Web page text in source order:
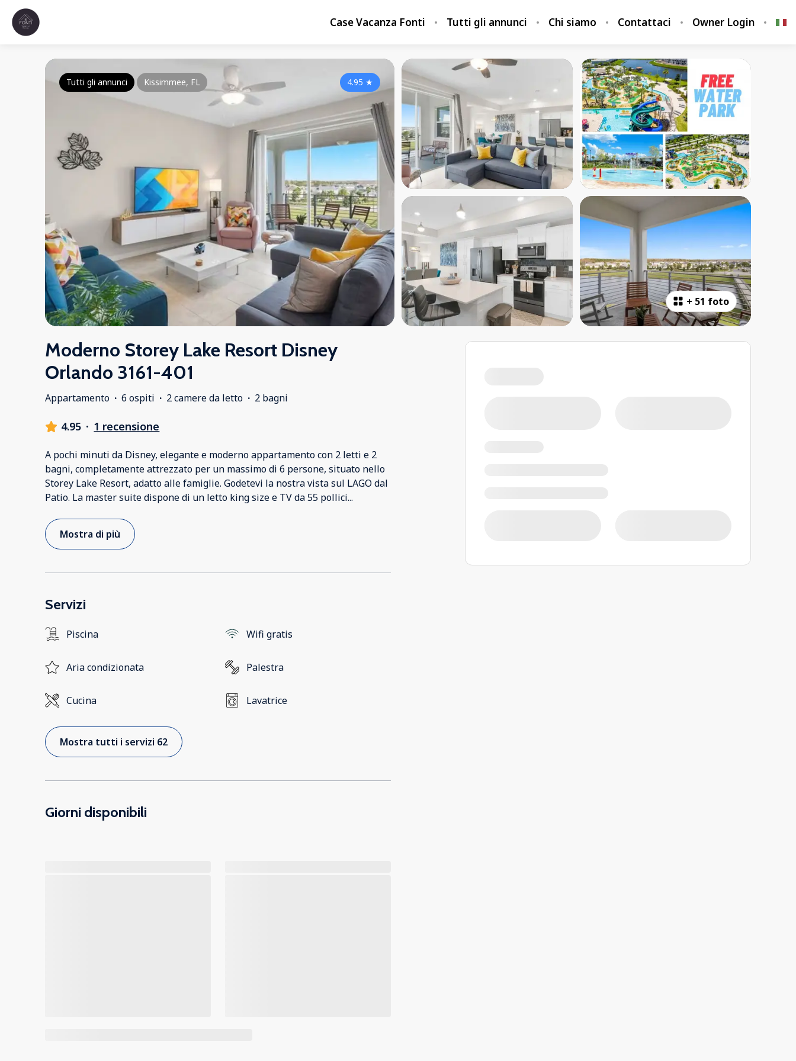
Case Vacanza Fonti Tutti gli annunci Chi siamo Contattaci Owner Login
+ 51 foto
4.95 ★
Tutti gli annunci Kissimmee, FL
Moderno Storey Lake Resort Disney
Orlando 3161-401
Appartamento · 6 ospiti · 2 camere da letto · 2 bagni
4.95 · 1 recensione
A pochi minuti da Disney, elegante e moderno appartamento con 2 letti e 2
bagni, completamente attrezzato per un massimo di 6 persone, situato nello
Storey Lake Resort, adatto alle famiglie. Godetevi la nostra vista sul LAGO dal
Patio. La master suite dispone di un letto king size e TV da 55 pollici...
Mostra di più
Servizi
Piscina Wifi gratis
Aria condizionata Palestra
Cucina Lavatrice
Mostra tutti i servizi 62
Giorni disponibili